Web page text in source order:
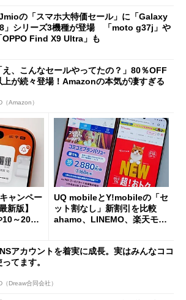
の「スマホ大特価セール」に「Galaxy
」シリーズ3機種が登場 「moto g37j」や
OPPO Find X9 Ultra」も
え、こんなセールやってたの？」80％OFF
上が続々登場！Amazonの本気が凄すぎる
（Amazon）
ャンペー
新版】
10～20％
UQ mobileとY!mobileの「セ
ット割なし」新割引を比較
ahamo、LINEMO、楽天モバ
アカウントを着実に成長。実はみんなココ
ってます。
（Dreaw合同会社）